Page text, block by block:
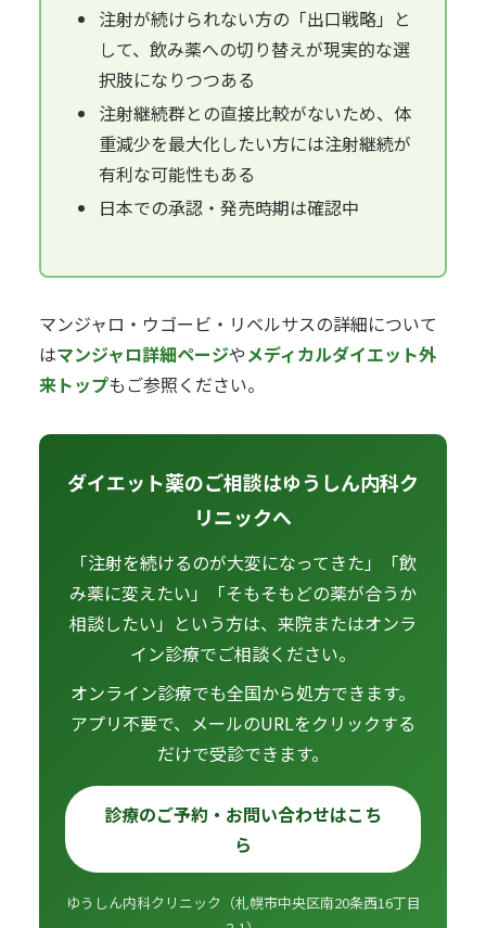
注射が続けられない方の「出口戦略」と
して、飲み薬への切り替えが現実的な選
択肢になりつつある
注射継続群との直接比較がないため、体
重減少を最大化したい方には注射継続が
有利な可能性もある
日本での承認・発売時期は確認中
マンジャロ・ウゴービ・リベルサスの詳細について
はマンジャロ詳細ページやメディカルダイエット外
来トップもご参照ください。
ダイエット薬のご相談はゆうしん内科ク
リニックへ
「注射を続けるのが大変になってきた」「飲
み薬に変えたい」「そもそもどの薬が合うか
相談したい」という方は、来院またはオンラ
イン診療でご相談ください。
オンライン診療でも全国から処方できます。
アプリ不要で、メールのURLをクリックする
だけで受診できます。
診療のご予約・お問い合わせはこち
ら
ゆうしん内科クリニック（札幌市中央区南20条西16丁目